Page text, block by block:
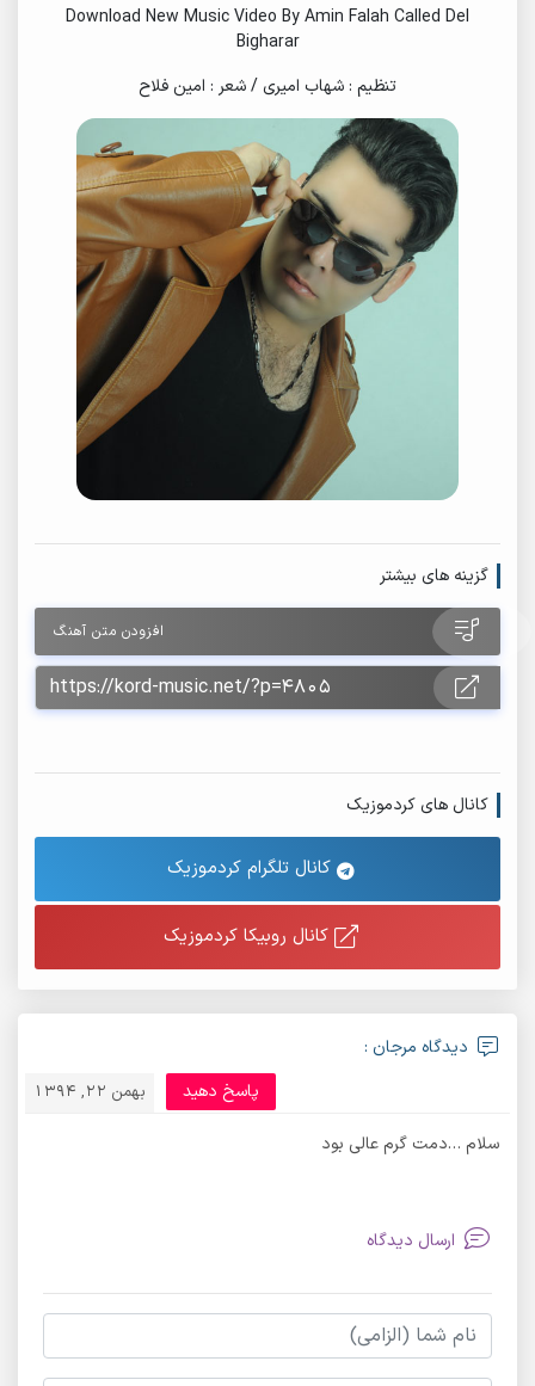
Download New Music Video By Amin Falah Called Del
Bigharar
تنظیم : شهاب امیری / شعر : امین فلاح
گزینه های بیشتر
افزودن متن آهنگ
کانال های کردموزیک
کانال تلگرام کردموزیک
کانال روبیکا کردموزیک
دیدگاه مرجان :
بهمن 22, 1394 پاسخ دهید
سلام …دمت گرم عالی بود
ارسال دیدگاه